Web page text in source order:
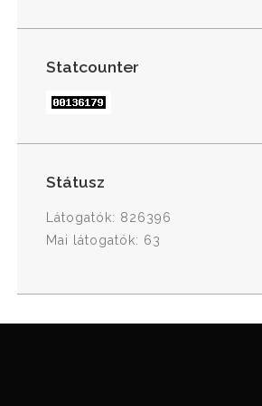
Statcounter
Státusz
Látogatók: 826396
Mai látogatók: 63